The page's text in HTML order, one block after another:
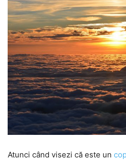
Atunci când visezi că este un